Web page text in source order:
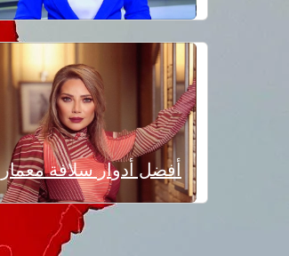
أفضل أدوار سلافة معمار